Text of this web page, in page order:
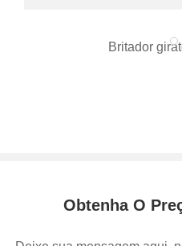
Britador
Obtenha O